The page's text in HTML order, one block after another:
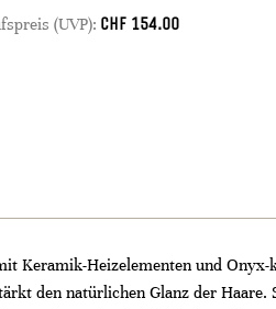
(UVP): CHF 154.00
Keramik-Heizelementen und
den natürlichen Glanz der Haare.